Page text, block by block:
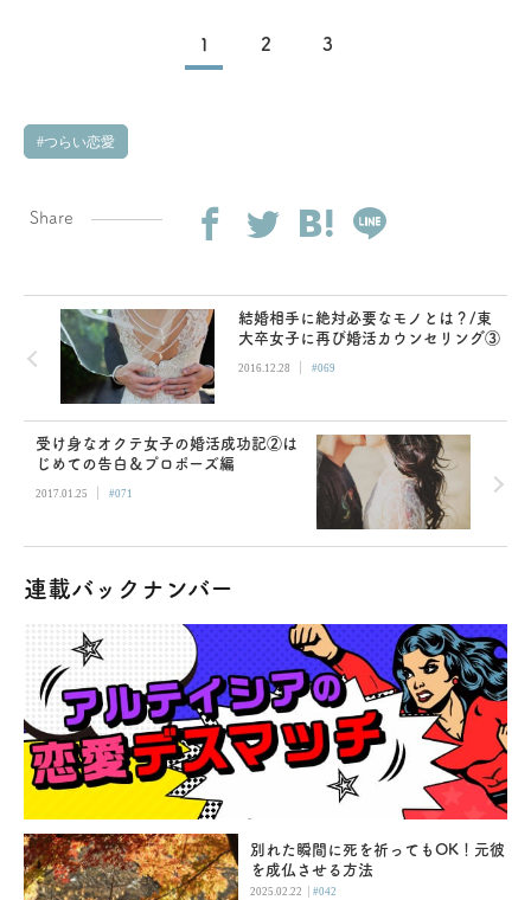
1 2 3
つらい恋愛
Share
結婚相手に絶対必要なモノとは？/東
大卒女子に再び婚活カウンセリング③
2016.12.28 | #069
受け身なオクテ女子の婚活成功記②は
じめての告白＆プロポーズ編
2017.01.25 | #071
連載バックナンバー
別れた瞬間に死を祈ってもOK！元彼
を成仏させる方法
2025.02.22 |#042